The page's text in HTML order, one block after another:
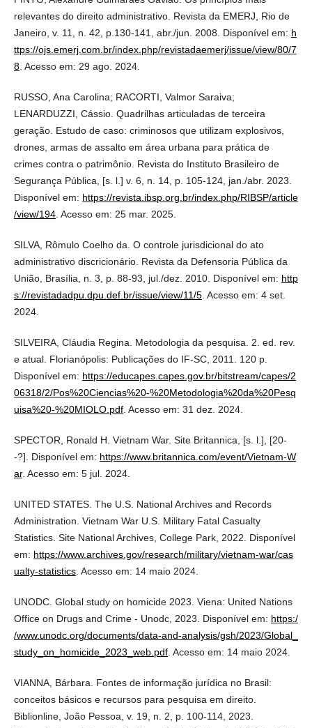
relevantes do direito administrativo. Revista da EMERJ, Rio de
Janeiro, v. 11, n. 42, p.130-141, abr./jun. 2008. Disponível em: h
ttps://ojs.emerj.com.br/index.php/revistadaemerj/issue/view/80/7
8. Acesso em: 29 ago. 2024.
RUSSO, Ana Carolina; RACORTI, Valmor Saraiva;
LENARDUZZI, Cássio. Quadrilhas articuladas de terceira
geração. Estudo de caso: criminosos que utilizam explosivos,
drones, armas de assalto em área urbana para prática de
crimes contra o patrimônio. Revista do Instituto Brasileiro de
Segurança Pública, [s. l.] v. 6, n. 14, p. 105-124, jan./abr. 2023.
Disponível em: https://revista.ibsp.org.br/index.php/RIBSP/article
/view/194. Acesso em: 25 mar. 2025.
SILVA, Rômulo Coelho da. O controle jurisdicional do ato
administrativo discricionário. Revista da Defensoria Pública da
União, Brasília, n. 3, p. 88-93, jul./dez. 2010. Disponível em: http
s://revistadadpu.dpu.def.br/issue/view/11/5. Acesso em: 4 set.
2024.
SILVEIRA, Cláudia Regina. Metodologia da pesquisa. 2. ed. rev.
e atual. Florianópolis: Publicações do IF-SC, 2011. 120 p.
Disponível em: https://educapes.capes.gov.br/bitstream/capes/2
06318/2/Pos%20Ciencias%20-%20Metodologia%20da%20Pesq
uisa%20-%20MIOLO.pdf. Acesso em: 31 dez. 2024.
SPECTOR, Ronald H. Vietnam War. Site Britannica, [s. l.], [20-
-?]. Disponível em: https://www.britannica.com/event/Vietnam-W
ar. Acesso em: 5 jul. 2024.
UNITED STATES. The U.S. National Archives and Records
Administration. Vietnam War U.S. Military Fatal Casualty
Statistics. Site National Archives, College Park, 2022. Disponível
em: https://www.archives.gov/research/military/vietnam-war/cas
ualty-statistics. Acesso em: 14 maio 2024.
UNODC. Global study on homicide 2023. Viena: United Nations
Office on Drugs and Crime - Unodc, 2023. Disponível em: https:/
/www.unodc.org/documents/data-and-analysis/gsh/2023/Global_
study_on_homicide_2023_web.pdf. Acesso em: 14 maio 2024.
VIANNA, Bárbara. Fontes de informação jurídica no Brasil:
conceitos básicos e recursos para pesquisa em direito.
Biblionline, João Pessoa, v. 19, n. 2, p. 100-114, 2023.